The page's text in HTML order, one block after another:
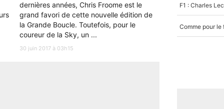
dernières années, Chris Froome est le
grand favori de cette nouvelle édition de
la Grande Boucle. Toutefois, pour le
coureur de la Sky, un ...
30 juin 2017 à 03h15